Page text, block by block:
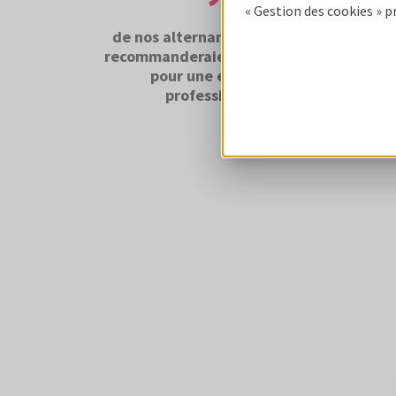
de nos alternants et stagiaires
recommanderaient Cofidis Group
pour une expérience
professionnelle.
« Gestion des cookies »